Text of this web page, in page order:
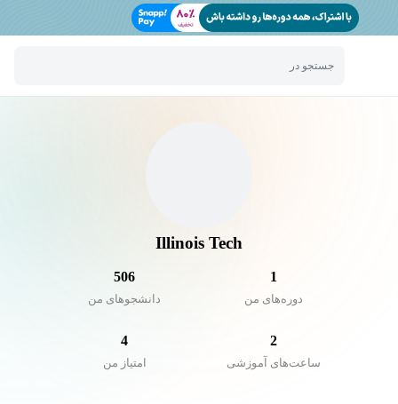
جستجو در
Illinois Tech
1
دوره‌های من
506
دانشجو‌های من
2
ساعت‌های آموزشی
4
امتیاز من